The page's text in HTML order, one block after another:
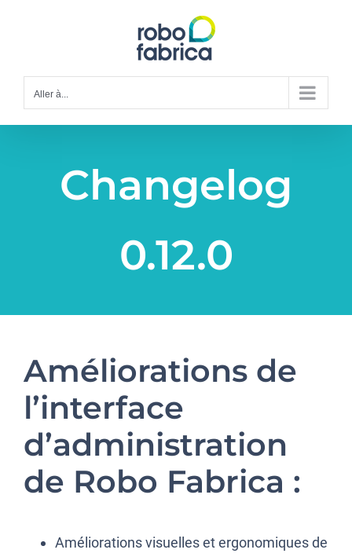
Aller à...
Changelog
0.12.0
Améliorations de
l’interface
d’administration
de Robo Fabrica :
Améliorations visuelles et ergonomiques de